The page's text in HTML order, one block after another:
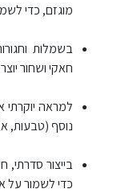
מוגזם, כדי
בשמלות
חאקי ושחור
למראה
נוסף (טבעות,
בייצור סדרתי,
כדי לשמור על